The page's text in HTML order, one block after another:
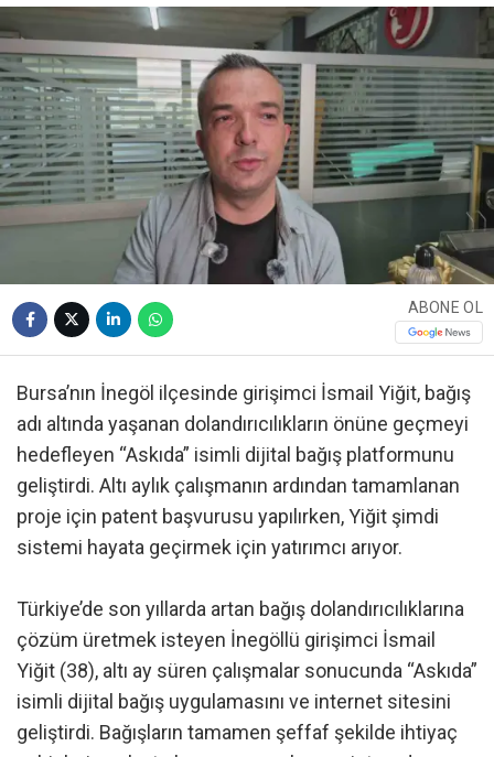
ABONE OL
Bursa’nın İnegöl ilçesinde girişimci İsmail Yiğit, bağış
adı altında yaşanan dolandırıcılıkların önüne geçmeyi
hedefleyen “Askıda” isimli dijital bağış platformunu
geliştirdi. Altı aylık çalışmanın ardından tamamlanan
proje için patent başvurusu yapılırken, Yiğit şimdi
sistemi hayata geçirmek için yatırımcı arıyor.
Türkiye’de son yıllarda artan bağış dolandırıcılıklarına
çözüm üretmek isteyen İnegöllü girişimci İsmail
Yiğit (38), altı ay süren çalışmalar sonucunda “Askıda”
isimli dijital bağış uygulamasını ve internet sitesini
geliştirdi. Bağışların tamamen şeffaf şekilde ihtiyaç